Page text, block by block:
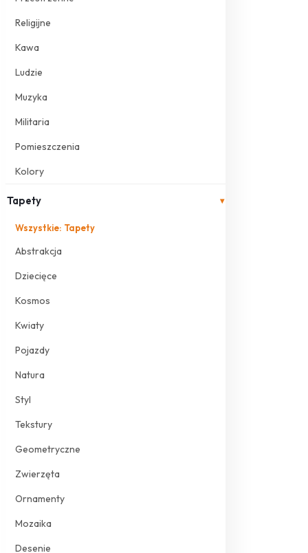
Religijne
Kawa
Ludzie
Muzyka
Militaria
Pomieszczenia
Kolory
Tapety ▾
Wszystkie: Tapety
Abstrakcja
Dziecięce
Kosmos
Kwiaty
Pojazdy
Natura
Styl
Tekstury
Geometryczne
Zwierzęta
Ornamenty
Mozaika
Desenie